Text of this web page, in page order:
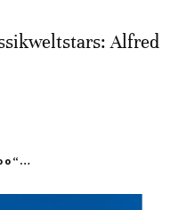
Alfred